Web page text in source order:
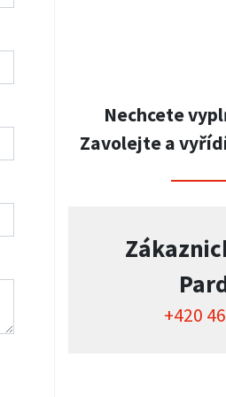
Nechcete
Zavolejte a
+420